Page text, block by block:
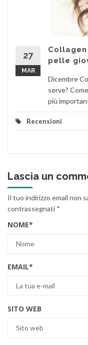
27
MAR
pelle
Dicembre
serve?
più
Recensioni
Lascia un
Il tuo indirizzo email non
contrassegnati *
NOME*
EMAIL*
SITO WEB